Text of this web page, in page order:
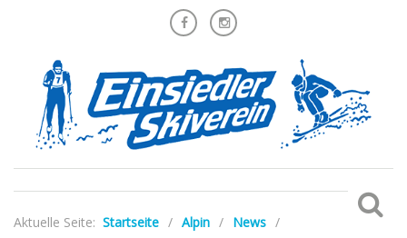
Aktuelle Seite: Startseite / Alpin / News /